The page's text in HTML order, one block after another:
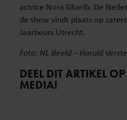
actrice Nora Gharib. De
de show vindt plaats op
Jaarbeurs Utrecht.
Foto: NL Beeld – Harold
DEEL DIT ARTIKEL
MEDIA!